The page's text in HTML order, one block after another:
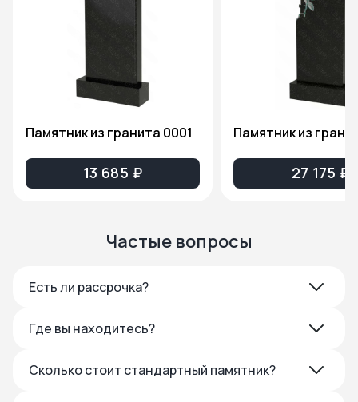
Памятник из гранита 0001
13 685 ₽ 27 175 ₽
Частые вопросы
Есть ли рассрочка?
Где вы находитесь?
Сколько стоит стандартный памятник?